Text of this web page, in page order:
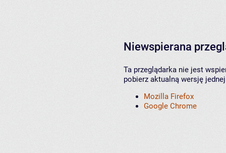
Niewspierana
Ta przeglądarka nie jest
pobierz aktualną wersję
Mozilla Firefox
Google Chrome